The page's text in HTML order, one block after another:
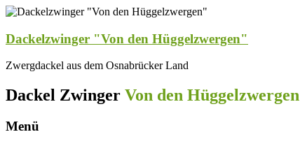
Dackelzwinger "Von den Hüggelzwergen"
Zwergdackel aus dem Osnabrücker Land
Dackel Zwinger Von den Hüggelzwergen
Menü